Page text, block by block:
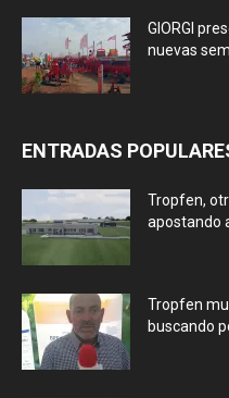
GIORGI
nuevas
ENTRADAS
Tropfen,
apostando
Tropfen
buscando